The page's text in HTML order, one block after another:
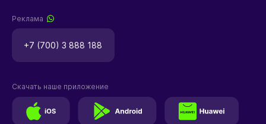
Реклама
+7 (700) 3 888 188
Скачать наше приложение